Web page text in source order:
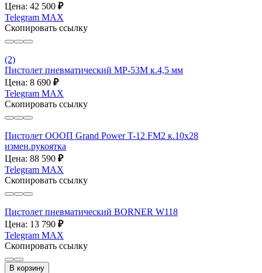
Цена: 42 500 ₽
Telegram MAX
Скопировать ссылку
(2)
Пистолет пневматический МР-53М к.4,5 мм
Цена: 8 690 ₽
Telegram MAX
Скопировать ссылку
Пистолет ОООП Grand Power T-12 FM2 к.10х28
измен.рукоятка
Цена: 88 590 ₽
Telegram MAX
Скопировать ссылку
Пистолет пневматический BORNER W118
Цена: 13 790 ₽
Telegram MAX
Скопировать ссылку
В корзину